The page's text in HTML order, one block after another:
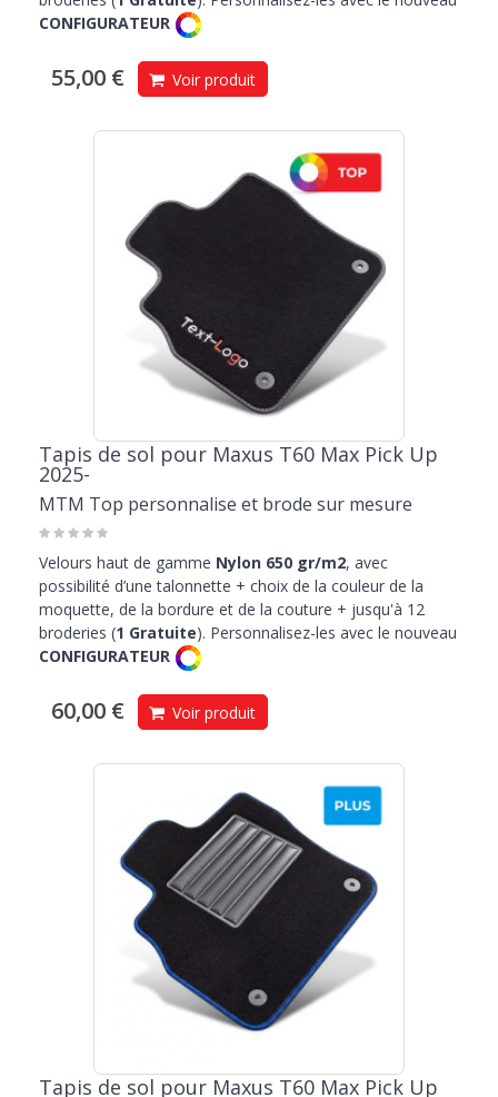
CONFIGURATEUR
55,00 € Voir produit
Tapis de sol pour Maxus T60 Max Pick Up
2025-
MTM Top personnalise et brode sur mesure
Velours haut de gamme Nylon 650 gr/m2, avec
possibilité d’une talonnette + choix de la couleur de la
moquette, de la bordure et de la couture + jusqu'à 12
broderies (1 Gratuite). Personnalisez-les avec le nouveau
CONFIGURATEUR
60,00 € Voir produit
Tapis de sol pour Maxus T60 Max Pick Up